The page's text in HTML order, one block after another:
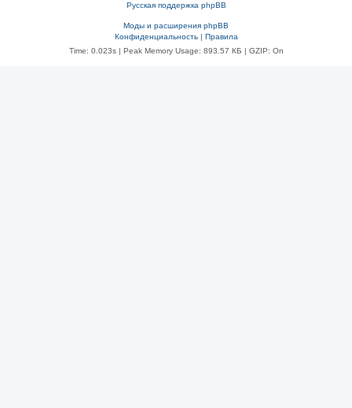
Русская поддержка phpBB
Моды и расширения phpBB
Конфиденциальность| Правила
Time: 0.023s| Peak Memory Usage: 893.57 КБ | GZIP: On